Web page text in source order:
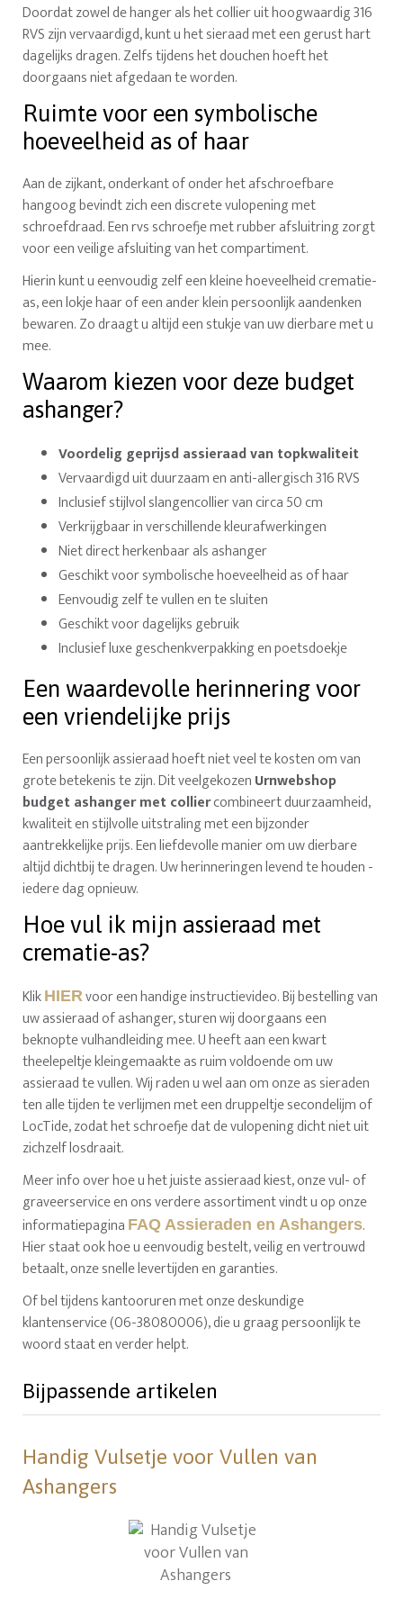
Doordat zowel de hanger als het collier uit hoogwaardig 316
RVS zijn vervaardigd, kunt u het sieraad met een gerust hart
dagelijks dragen. Zelfs tijdens het douchen hoeft het
doorgaans niet afgedaan te worden.
Ruimte voor een symbolische
hoeveelheid as of haar
Aan de zijkant, onderkant of onder het afschroefbare
hangoog bevindt zich een discrete vulopening met
schroefdraad. Een rvs schroefje met rubber afsluitring zorgt
voor een veilige afsluiting van het compartiment.
Hierin kunt u eenvoudig zelf een kleine hoeveelheid crematie-
as, een lokje haar of een ander klein persoonlijk aandenken
bewaren. Zo draagt u altijd een stukje van uw dierbare met u
mee.
Waarom kiezen voor deze budget
ashanger?
Voordelig geprijsd assieraad van topkwaliteit
Vervaardigd uit duurzaam en anti-allergisch 316 RVS
Inclusief stijlvol slangencollier van circa 50 cm
Verkrijgbaar in verschillende kleurafwerkingen
Niet direct herkenbaar als ashanger
Geschikt voor symbolische hoeveelheid as of haar
Eenvoudig zelf te vullen en te sluiten
Geschikt voor dagelijks gebruik
Inclusief luxe geschenkverpakking en poetsdoekje
Een waardevolle herinnering voor
een vriendelijke prijs
Een persoonlijk assieraad hoeft niet veel te kosten om van
grote betekenis te zijn. Dit veelgekozenUrnwebshop
budget ashanger met colliercombineert duurzaamheid,
kwaliteit en stijlvolle uitstraling met een bijzonder
aantrekkelijke prijs. Een liefdevolle manier om uw dierbare
altijd dichtbij te dragen. Uw herinneringen levend te houden -
iedere dag opnieuw.
Hoe vul ik mijn assieraad met
crematie-as?
Klik HIERvoor een handige instructievideo. Bij bestelling van
uw assieraad of ashanger, sturen wij doorgaans een
beknopte vulhandleiding mee. U heeft aan een kwart
theelepeltje kleingemaakte as ruim voldoende om uw
assieraad te vullen. Wij raden u wel aan om onze as sieraden
ten alle tijden te verlijmen met een druppeltje secondelijm of
LocTide, zodat het schroefje dat de vulopening dicht niet uit
zichzelf losdraait.
Meer info over hoe u het juiste assieraad kiest, onze vul- of
graveerservice en ons verdere assortiment vindt u op onze
informatiepagina FAQ Assieraden en Ashangers.
Hier staat ook hoe u eenvoudig bestelt, veilig en vertrouwd
betaalt, onze snelle levertijden en garanties.
Of bel tijdens kantooruren met onze deskundige
klantenservice (06-38080006), die u graag persoonlijk te
woord staat en verder helpt.
Bijpassende artikelen
Handig Vulsetje voor Vullen van
Ashangers